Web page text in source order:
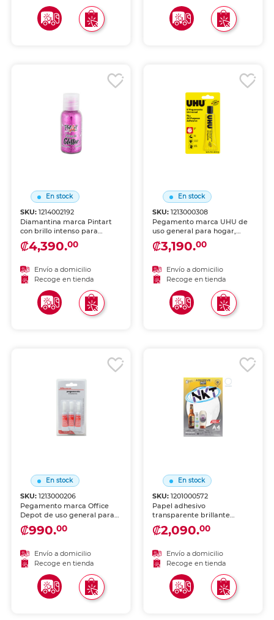
En stock
SKU:1214002192
Diamantina marca Pintart
con brillo intenso para
manualidades y decoración.
Partículas finas que se
pegamento.
₡4,390.00
Envío a domicilio
Recoge en tienda
En stock
SKU: 1213000308
Pegamento marca UHU de
uso general para hogar,
oficina y manualidades.
Adhesión confiable sobre
aplicación fácil y resultados
duraderos.
₡3,190.00
Envío a domicilio
Recoge en tienda
En stock
SKU:1213000206
Pegamento marca Office
Depot de uso general para
hogar, oficina y
manualidades. Adhesión
materiales con aplicación
fácil y resultados duraderos.
₡990.00
Envío a domicilio
Recoge en tienda
En stock
SKU: 1201000572
Papel adhesivo
transparente brillante
(glossy) NKT tamaño A4,
paquete de 6 hojas. Ideal
manualidades, proyectos
escolares y decoración.
Autoadhesivo, no requiere
pegamento adicional.
₡2,090.00
Envío a domicilio
Recoge en tienda